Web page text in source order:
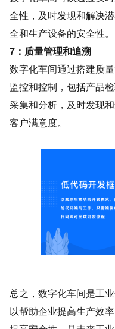
全性，及时发现和解决
全和生产设备的安全性。
7：质量管理和追溯
数字化车间通过搭建质
监控和控制，包括产品
采集和分析，及时发现
客户满意度。
总之，数字化车间是工
以帮助企业提高生产效